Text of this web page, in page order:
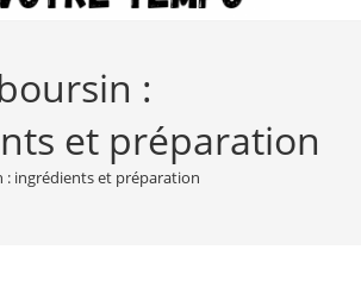
:
et préparation
: ingrédients et préparation